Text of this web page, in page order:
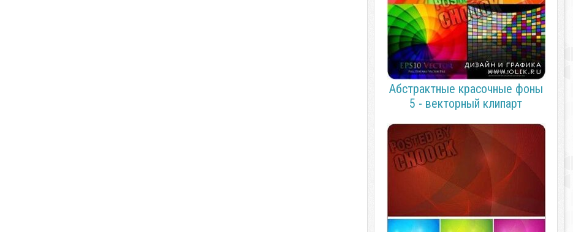
Абстрактные красочные фоны
5 - векторный клипарт